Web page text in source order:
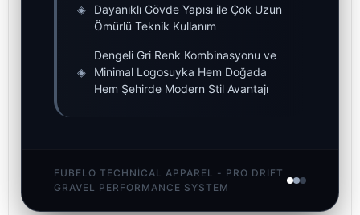
◈
Dayanıklı Gövde Yapısı ile Çok Uzun
Ömürlü Teknik Kullanım
◈
Dengeli Gri Renk Kombinasyonu ve
Minimal Logosuyka Hem Doğada
Hem Şehirde Modern Stil Avantajı
FUBELO TECHNICAL APPAREL - PRO DRIFT
GRAVEL PERFORMANCE SYSTEM